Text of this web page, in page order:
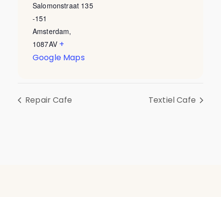
Salomonstraat 135
-151
Amsterdam,
1087AV +
Google Maps
Repair Cafe Textiel Cafe